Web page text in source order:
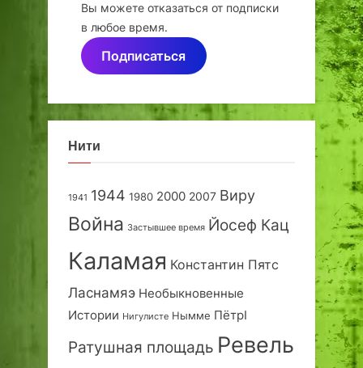
Вы можете отказаться от подписки
в любое время.
Подписаться
Нити
1941 1944 1980 2000 2007 Виру
Война Застывшее время Йосеф Кац
Каламая Константин Пятс
Ласнамяэ Необыкновенные
Истории Нигулисте Нымме ПётрI
Ратушная площадь Ревель